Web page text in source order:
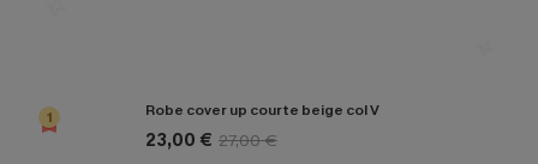
1 Robe cover up courte beige col V
23,00 € 27,00 €